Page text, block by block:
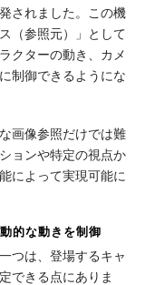
されました。この機
（参照元）」として
クターの動き、カメ
制御できるようにな
画像参照だけでは難
ョンや特定の視点か
によって実現可能に
的な動きを制御
つは、登場するキャ
できる点にありま